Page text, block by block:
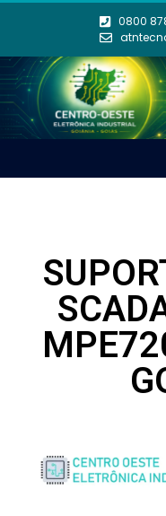
0800